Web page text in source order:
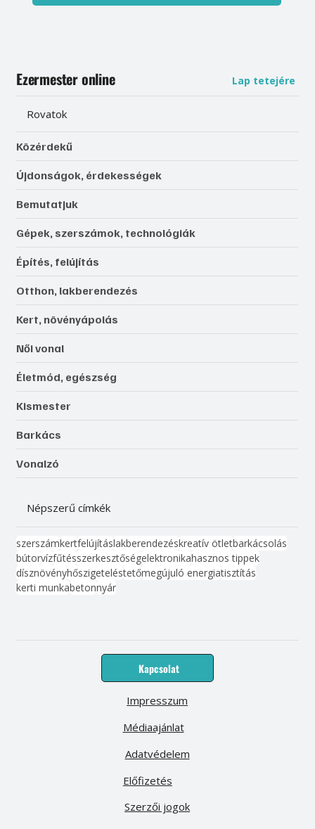
Ezermester online Lap tetejére
Rovatok
Közérdekű
Újdonságok, érdekességek
Bemutatjuk
Gépek, szerszámok, technológiák
Építés, felújítás
Otthon, lakberendezés
Kert, növényápolás
Női vonal
Életmód, egészség
Kismester
Barkács
Vonalzó
Népszerű címkék
szerszámkertfelújításlakberendezéskreatív ötletbarkácsolás
bútorvízfűtésszerkesztőségelektronikahasznos tippek
dísznövényhőszigeteléstetőmegújuló energiatisztítás
kerti munkabetonnyár
Kapcsolat
Médiaajánlat
Előfizetés
Impresszum
Adatvédelem
Szerzői jogok